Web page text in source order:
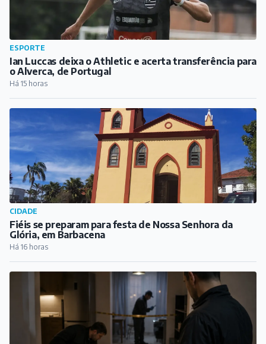
ESPORTE
Ian Luccas deixa o Athletic e acerta transferência para
o Alverca, de Portugal
Há 15 horas
CIDADE
Fiéis se preparam para festa de Nossa Senhora da
Glória, em Barbacena
Há 16 horas